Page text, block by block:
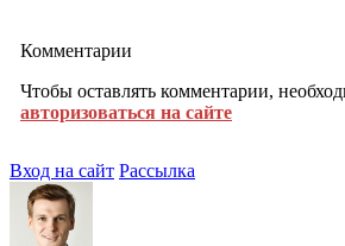
Комментарии
Чтобы оставлять комментарии,
авторизоваться на сайте
Вход на сайт Рассылка